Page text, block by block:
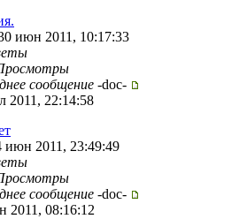
июн 2011, 10:17:33
сообщение -doc-
2011, 22:14:58
июн 2011, 23:49:49
сообщение -doc-
2011, 08:16:12